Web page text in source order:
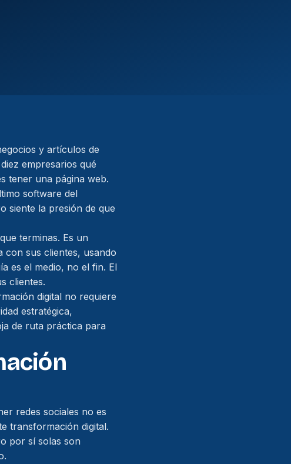
y artículos de
empresarios qué
tener una página web.
software del
siente la presión de que
terminas. Es un
sus clientes, usando
es el medio, no el fin. El
clientes.
digital no requiere
estratégica,
de ruta práctica para
redes sociales no es
transformación digital.
por sí solas son